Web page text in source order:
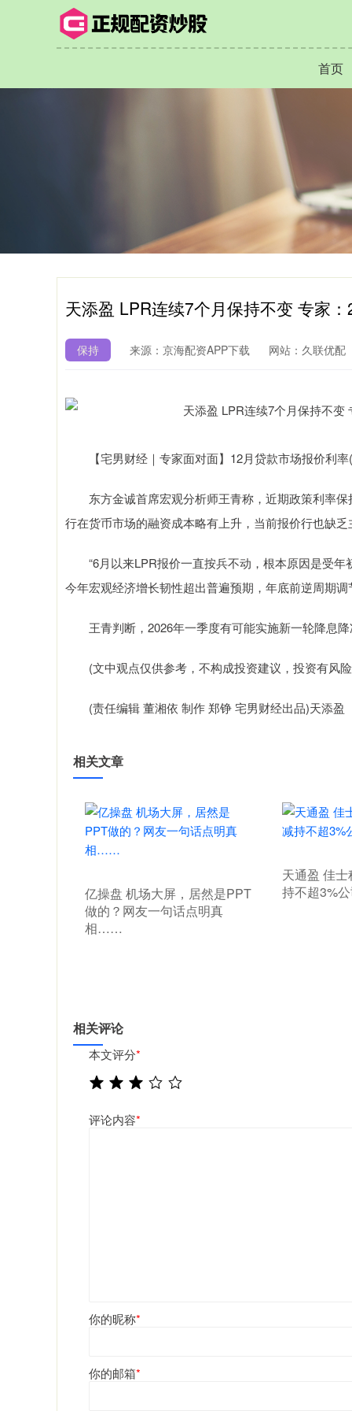
首页
天添盈 LPR连续7个月保持不变 专家
保持 来源：京海配资APP下载 网站：久联优配
【宅男财经｜专家面对面】12月贷款市场报价利率
东方金诚首席宏观分析师王青称，近期政策利率保
行在货币市场的融资成本略有上升，当前报价行也缺
“6月以来LPR报价一直按兵不动，根本原因是受年
今年宏观经济增长韧性超出普遍预期，年底前逆周期
王青判断，2026年一季度有可能实施新一轮降息降
(文中观点仅供参考，不构成投资建议，投资有风
(责任编辑 董湘依 制作 郑铮 宅男财经出品)天添盈
相关文章
亿操盘 机场大屏，居然是PPT
做的？网友一句话点明真
相……
天通盈 佳
持不超3%
相关评论
本文评分*
评论内容*
你的昵称*
你的邮箱*